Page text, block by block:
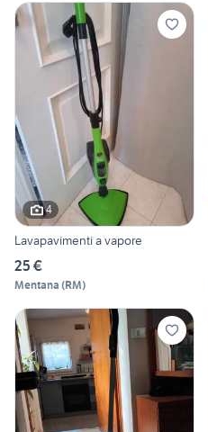
4
Lavapavimenti a vapore
25 €
Mentana (RM)